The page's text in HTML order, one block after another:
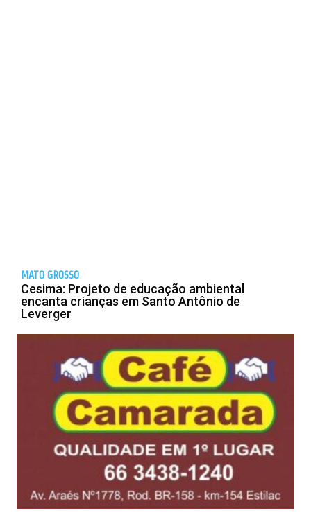
MATO GROSSO
Cesima: Projeto de educação ambiental
encanta crianças em Santo Antônio de
Leverger